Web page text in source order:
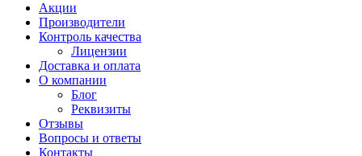
Акции
Производители
Контроль качества
Лицензии
Доставка и оплата
О компании
Блог
Реквизиты
Отзывы
Вопросы и ответы
Контакты